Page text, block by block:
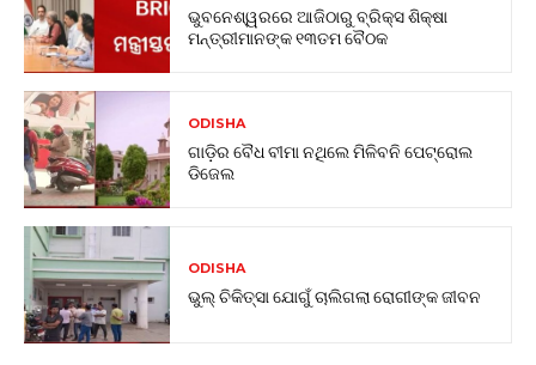
ଭୁବନେଶ୍ୱରରେ ଆଜିଠାରୁ ବ୍ରିକ୍ସ ଶିକ୍ଷା
ମନ୍ତ୍ରୀମାନଙ୍କ ୧୩ତମ ବୈଠକ
ODISHA
ଗାଡ଼ିର ବୈଧ ବୀମା ନଥିଲେ ମିଳିବନି ପେଟ୍ରୋଲ
ଡିଜେଲ
ODISHA
ଭୁଲ୍ ଚିକିତ୍ସା ଯୋଗୁଁ ଚାଲିଗଲା ରୋଗୀଙ୍କ ଜୀବନ